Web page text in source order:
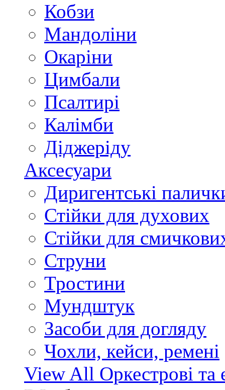
Кобзи
Мандоліни
Окаріни
Цимбали
Псалтирі
Калімби
Діджеріду
Аксесуари
Диригентські
Стійки для духових
Стійки для
Струни
Тростини
Мундштук
Засоби для догляду
Чохли, кейси, ремені
View All Оркестрові та